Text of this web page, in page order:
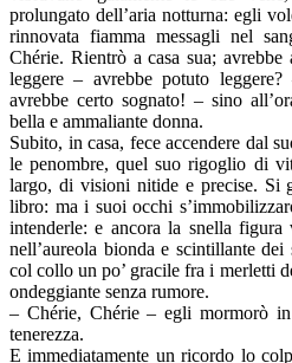
prolungato dell’aria notturna: egli
rinnovata fiamma messagli nel
Chérie. Rientrò a casa sua; avrebbe
leggere – avrebbe potuto
avrebbe certo sognato! – sino
bella e ammaliante donna.
Subito, in casa, fece accendere dal
le penombre, quel suo rigoglio di
largo, di visioni nitide e precise. Si
libro: ma i suoi occhi
intenderle: e ancora la snella
nell’aureola bionda e scintillante
col collo un po’ gracile fra i merletti
ondeggiante senza rumore.
– Chérie, Chérie – egli mormorò
tenerezza.
E immediatamente un ricordo lo